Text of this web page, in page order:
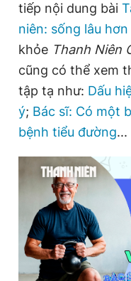
tiếp nội dung bài
niên: sống lâu
khỏe Thanh Niên
cũng có thể xem
tập tạ như: Dấu
ý; Bác sĩ: Có một
bệnh tiểu đường...